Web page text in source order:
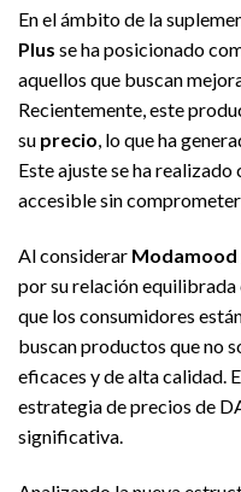
En el ámbito de la
Plus se ha posicionado
aquellos que buscan
Recientemente, este
su precio, lo que ha
Este ajuste se ha
accesible sin
Al considerar Modamood
por su relación equilibrada
que los consumidores
buscan productos que no
eficaces y de alta calidad.
estrategia de precios de
significativa.